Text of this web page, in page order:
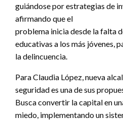
guiándose por estrategias de
afirmando que el
problema inicia desde la falta
educativas a los más jóvenes,
la delincuencia.
Para Claudia López, nueva
seguridad es una de sus
Busca convertir la capital en
miedo, implementando un